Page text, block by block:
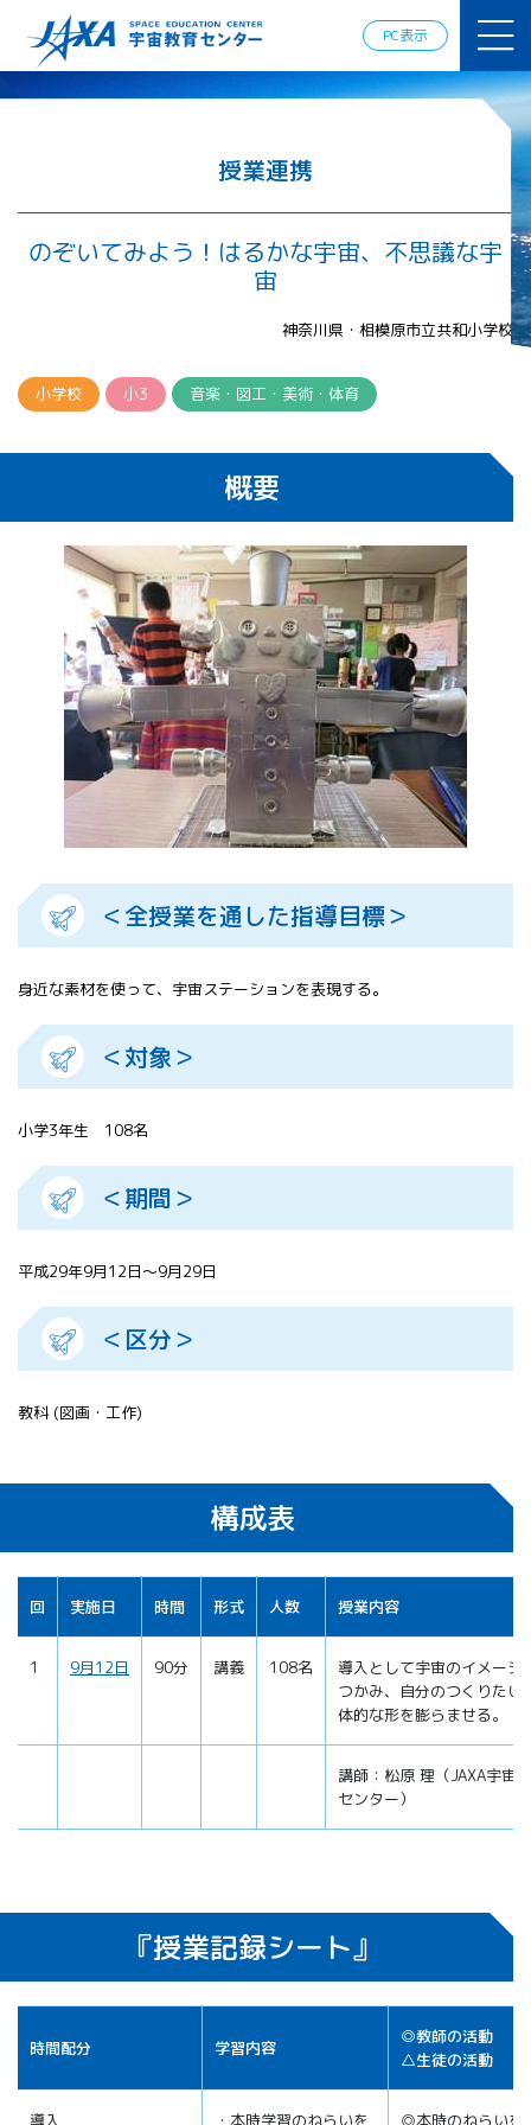
PC表示
ミー
ロスペース
情報の発
信
宇宙を活用
した教育実
践例
体験的学
習機会の
提供（国
APRSAF（ア
地域宇宙機
関会議）宇
宙教育 for
All 分科会
APRSAF宇宙
教育 for All
分科会 年次
会合
APRSAFポス
ターコンテ
スト
APRSAF教員
セミナー
ISEB（国際
宇宙教育会
ISEB学生派
遣プログラ
授業連携
のぞいてみよう！はるかな宇宙、不思議な宇
宙
神奈川県・相模原市立共和小学校
小学校 小3 音楽・図工・美術・体育
概要
＜全授業を通した指導目標＞
身近な素材を使って、宇宙ステーションを表現する。
＜対象＞
小学3年生 108名
＜期間＞
平成29年9月12日～9月29日
＜区分＞
教科 (図画・工作)
構成表
回 実施日 時間 形式 人数 授業内容
1 9月12日 90分 講義 108名
導入として宇宙のイメージ
つかみ、自分のつくりたい
体的な形を膨らませる。
講師：松原 理（JAXA宇宙
センター）
『授業記録シート』
時間配分 学習内容
◎教師の活動
△生徒の活動
導入 ・本時学習のねらいを ◎本時のねらいを